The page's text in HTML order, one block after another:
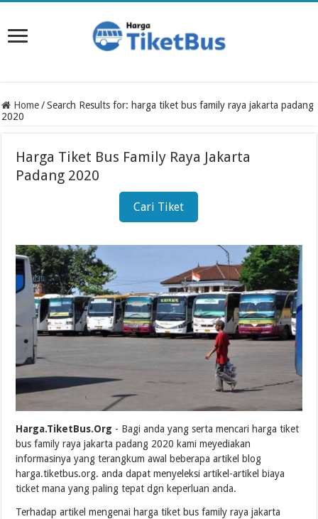
Home / Search Results for: harga tiket bus family raya jakarta padang
2020
Harga Tiket Bus Family Raya Jakarta
Padang 2020
Cari Tiket
Harga.TiketBus.Org - Bagi anda yang serta mencari harga tiket
bus family raya jakarta padang 2020 kami meyediakan
informasinya yang terangkum awal beberapa artikel blog
harga.tiketbus.org. anda dapat menyeleksi artikel-artikel biaya
ticket mana yang paling tepat dgn keperluan anda.
Terhadap artikel mengenai harga tiket bus family raya jakarta